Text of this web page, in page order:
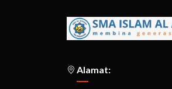
Alamat: